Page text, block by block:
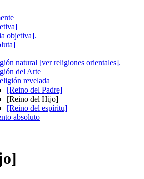
objetiva].
natural [ver religiones orientales].
del Arte
revelada
[Reino del Padre]
[Reino del Hijo]
[Reino del espíritu]
absoluto